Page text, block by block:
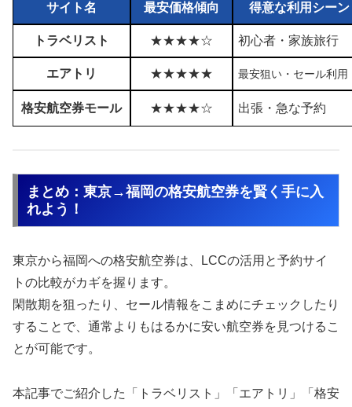
サイト名 最安価格傾向 得意な利用シーン
トラベリスト ★★★★☆ 初心者・家族旅行
エアトリ ★★★★★ 最安狙い・セール利用
格安航空券モール ★★★★☆ 出張・急な予約
まとめ：東京→福岡の格安航空券を賢く手に入
れよう！
東京から福岡への格安航空券は、LCCの活用と予約サイ
トの比較がカギを握ります。
閑散期を狙ったり、セール情報をこまめにチェックしたり
することで、通常よりもはるかに安い航空券を見つけるこ
とが可能です。
本記事でご紹介した「トラベリスト」「エアトリ」「格安